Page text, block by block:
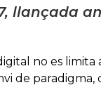
llançada
no es limita
de